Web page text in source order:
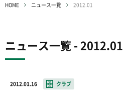
HOME ニュース一覧 2012.01
ニュース一覧 - 2012.01
2012.01.16 クラブ